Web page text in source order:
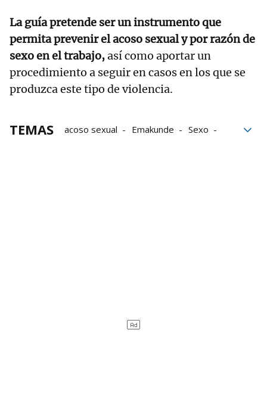
La guía pretende ser un instrumento que
permita prevenir el acoso sexual y por razón de
sexo en el trabajo,así como aportar un
procedimiento a seguir en casos en los que se
produzca este tipo de violencia.
TEMAS acoso sexual Emakunde
Sexo